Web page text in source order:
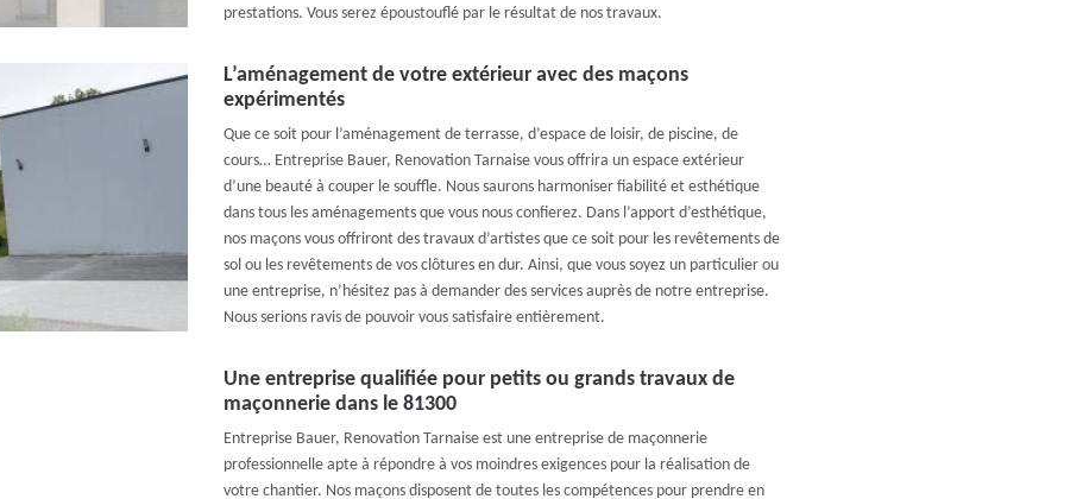
prestations. Vous serez époustouflé par le résultat de nos travaux.
L’aménagement de votre extérieur avec des maçons
expérimentés
Que ce soit pour l’aménagement de terrasse, d’espace de loisir, de piscine, de
cours… Entreprise Bauer, Renovation Tarnaise vous offrira un espace extérieur
d’une beauté à couper le souffle. Nous saurons harmoniser fiabilité et esthétique
dans tous les aménagements que vous nous confierez. Dans l’apport d’esthétique,
nos maçons vous offriront des travaux d’artistes que ce soit pour les revêtements de
sol ou les revêtements de vos clôtures en dur. Ainsi, que vous soyez un particulier ou
une entreprise, n’hésitez pas à demander des services auprès de notre entreprise.
Nous serions ravis de pouvoir vous satisfaire entièrement.
Une entreprise qualifiée pour petits ou grands travaux de
maçonnerie dans le 81300
Entreprise Bauer, Renovation Tarnaise est une entreprise de maçonnerie
professionnelle apte à répondre à vos moindres exigences pour la réalisation de
votre chantier. Nos maçons disposent de toutes les compétences pour prendre en